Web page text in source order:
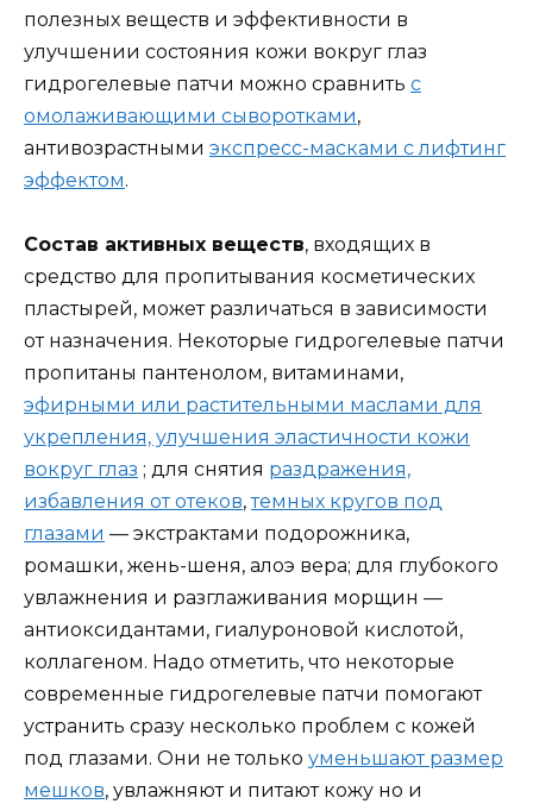
полезных веществ и эффективности в
улучшении состояния кожи вокруг глаз
гидрогелевые патчи можно сравнить с
омолаживающими сыворотками,
антивозрастными экспресс-масками с лифтинг
эффектом.
Состав активных веществ, входящих в
средство для пропитывания косметических
пластырей, может различаться в зависимости
от назначения. Некоторые гидрогелевые патчи
пропитаны пантенолом, витаминами,
эфирными или растительными маслами для
укрепления, улучшения эластичности кожи
вокруг глаз ; для снятия раздражения,
избавления от отеков,темных кругов под
глазами — экстрактами подорожника,
ромашки, жень-шеня, алоэ вера; для глубокого
увлажнения и разглаживания морщин —
антиоксидантами, гиалуроновой кислотой,
коллагеном. Надо отметить, что некоторые
современные гидрогелевые патчи помогают
устранить сразу несколько проблем с кожей
под глазами. Они не только уменьшают размер
мешков, увлажняют и питают кожу но и